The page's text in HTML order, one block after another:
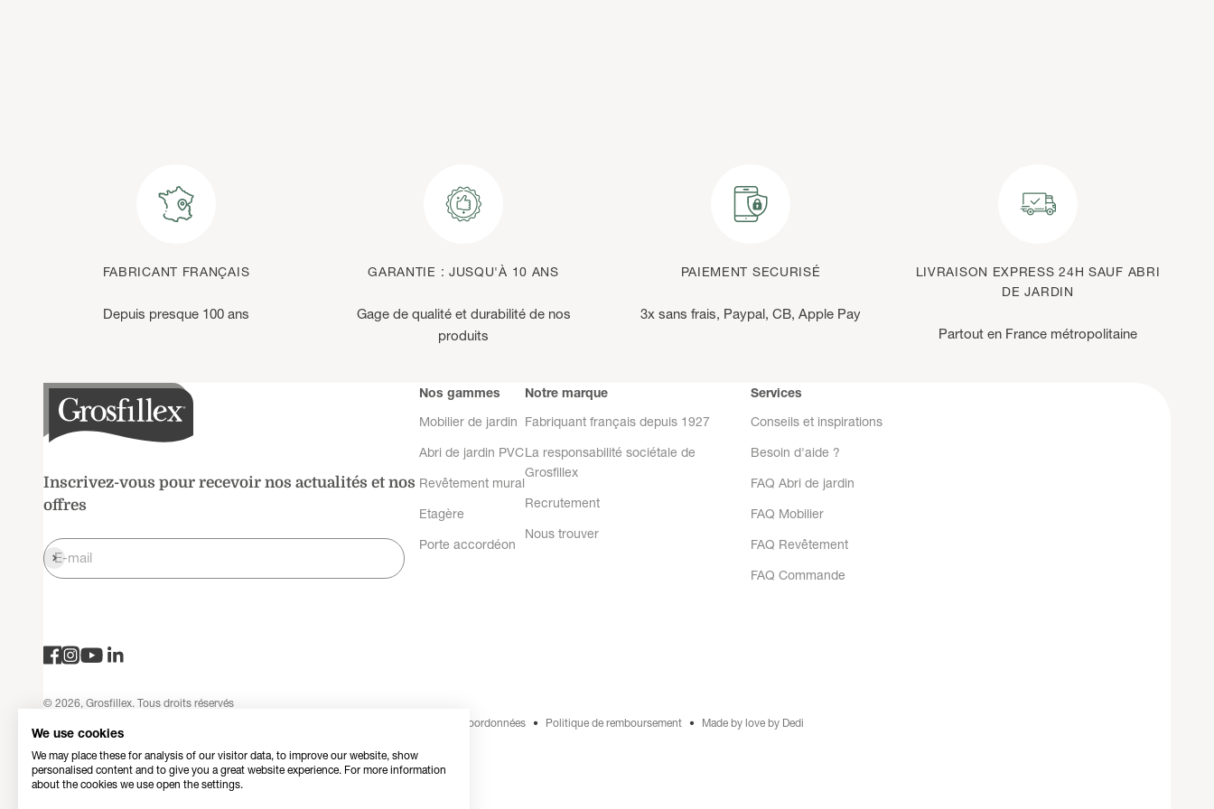
FABRICANT FRANÇAIS
Depuis presque 100 ans
GARANTIE : JUSQU'À 10 ANS
Gage de qualité et durabilité de nos
produits
PAIEMENT SECURISÉ
3x sans frais, Paypal, CB, Apple Pay
LIVRAISON EXPRESS 24H SAUF ABRI
DE JARDIN
Partout en France métropolitaine
Inscrivez-vous pour recevoir nos actualités et nos
offres
E-mail
S'inscrire
Nos gammes
Mobilier de jardin
Abri de jardin PVC
Revêtement mural
Etagère
Porte accordéon
Notre marque
Fabriquant français depuis 1927
La responsabilité sociétale de
Grosfillex
Recrutement
Nous trouver
Services
Conseils et inspirations
Besoin d'aide ?
FAQ Abri de jardin
FAQ Mobilier
FAQ Revêtement
FAQ Commande
© 2026, Grosfillex. Tous droits réservés
Coordonnées Politique de remboursement Made by love by Dedi
We use cookies
We may place these for analysis of our visitor data, to improve our website, show
personalised content and to give you a great website experience. For more information
about the cookies we use open the settings.